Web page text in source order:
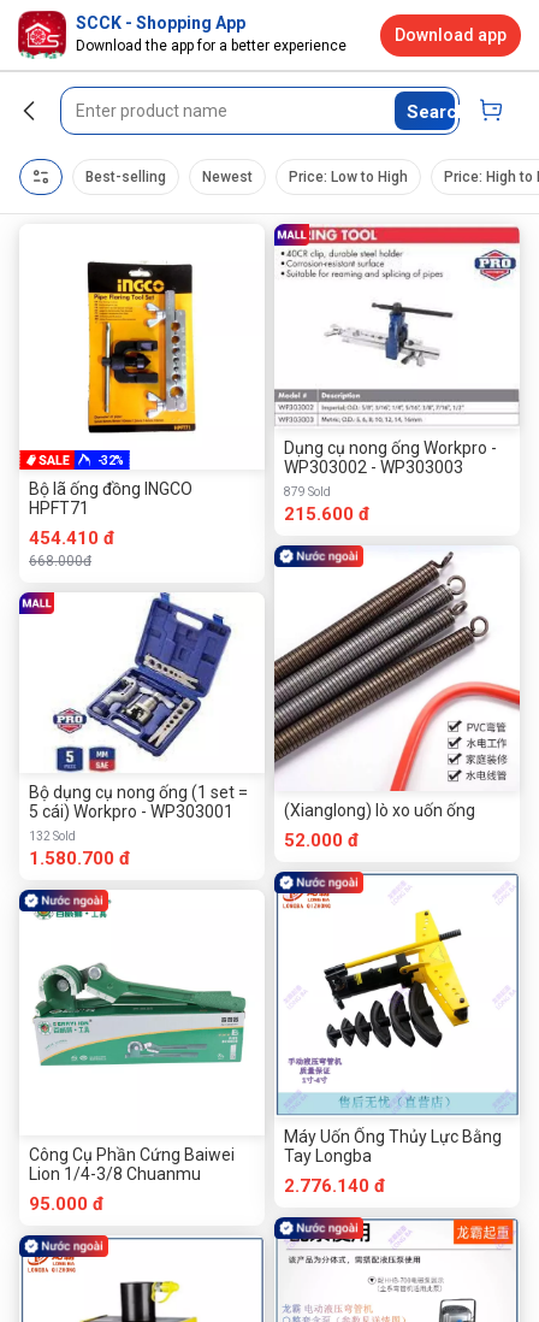
Search
Best-selling Newest Price: Low to High Price: High to
-32%
Bộ lã ống đồng INGCO
HPFT71
454.410 đ
668.000đ
Bộ dụng cụ nong ống (1 set =
5 cái) Workpro - WP303001
132 Sold
1.580.700 đ
Công Cụ Phần Cứng Baiwei
Lion 1/4-3/8 Chuanmu
95.000 đ
Dụng cụ nong ống Workpro -
WP303002 - WP303003
879 Sold
215.600 đ
(Xianglong) lò xo uốn ống
52.000 đ
Máy Uốn Ống Thủy Lực Bằng
Tay Longba
2.776.140 đ
SCCK - Shopping App
Download the app for a better experience
Download app